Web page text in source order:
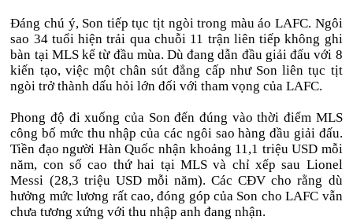
Đáng chú ý, Son tiếp tục tịt ngòi trong màu áo LAFC. Ngôi
sao 34 tuổi hiện trải qua chuỗi 11 trận liên tiếp không ghi
bàn tại MLS kể từ đầu mùa. Dù đang dẫn đầu giải đấu với 8
kiến tạo, việc một chân sút đẳng cấp như Son liên tục tịt
ngòi trở thành dấu hỏi lớn đối với tham vọng của LAFC.
Phong độ đi xuống của Son đến đúng vào thời điểm MLS
công bố mức thu nhập của các ngôi sao hàng đầu giải đấu.
Tiền đạo người Hàn Quốc nhận khoảng 11,1 triệu USD mỗi
năm, con số cao thứ hai tại MLS và chỉ xếp sau Lionel
Messi (28,3 triệu USDmỗi năm). Các CĐV cho rằng dù
hưởng mức lương rất cao, đóng góp của Son cho LAFC vẫn
chưa tương xứng với thu nhập anh đang nhận.